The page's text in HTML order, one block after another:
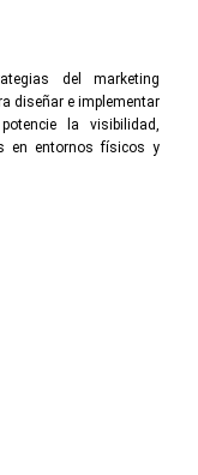
del marketing
diseñar e implementar
la visibilidad,
en entornos físicos y